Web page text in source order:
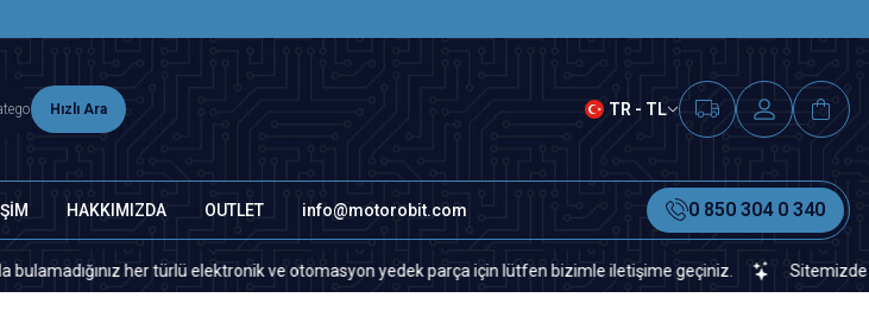
Hızlı Ara TR - TL
HAKKIMIZDA OUTLET info@motorobit.com 0 850 304 0 340
her türlü elektronik ve otomasyon yedek parça için lütfen bizimle iletişime geçiniz. Sitemizde veya